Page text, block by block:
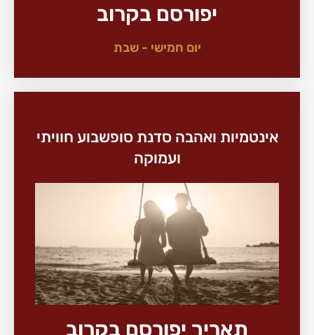
יפורסם בקרוב
יום חמישי - שבת
אינטמיות ואהבה סדנת סופשבוע חוויתי
ועמוקה
תאריך יפורסם בקרוב